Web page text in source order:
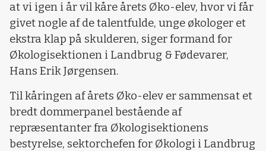
at vi igen i år vil kåre årets Øko-elev, hvor vi får
givet nogle af de talentfulde, unge økologer et
ekstra klap på skulderen, siger formand for
Økologisektionen i Landbrug & Fødevarer,
Hans Erik Jørgensen.
Til kåringen af årets Øko-elev er sammensat et
bredt dommerpanel bestående af
repræsentanter fra Økologisektionens
bestyrelse, sektorchefen for Økologi i Landbrug